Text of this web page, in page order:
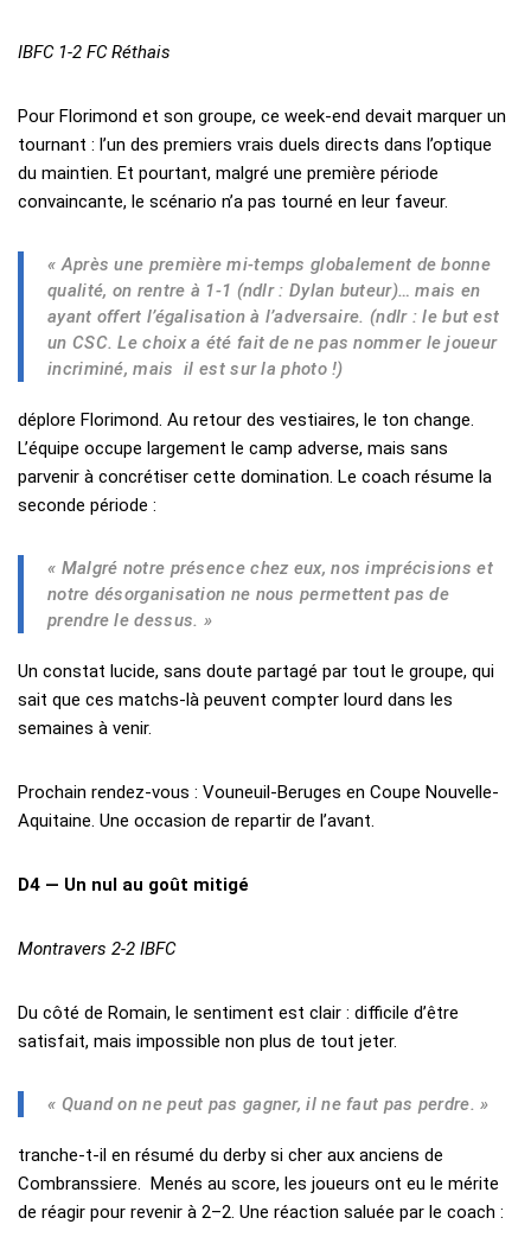
IBFC 1-2 FC Réthais
Pour Florimond et son groupe, ce week-end devait marquer un
tournant : l’un des premiers vrais duels directs dans l’optique
du maintien. Et pourtant, malgré une première période
convaincante, le scénario n’a pas tourné en leur faveur.
« Après une première mi-temps globalement de bonne
qualité, on rentre à 1-1 (ndlr : Dylan buteur)… mais en
ayant offert l’égalisation à l’adversaire. (ndlr : le but est
un CSC. Le choix a été fait de ne pas nommer le joueur
incriminé, mais il est sur la photo !)
déplore Florimond. Au retour des vestiaires, le ton change.
L’équipe occupe largement le camp adverse, mais sans
parvenir à concrétiser cette domination. Le coach résume la
seconde période :
« Malgré notre présence chez eux, nos imprécisions et
notre désorganisation ne nous permettent pas de
prendre le dessus. »
Un constat lucide, sans doute partagé par tout le groupe, qui
sait que ces matchs-là peuvent compter lourd dans les
semaines à venir.
Prochain rendez-vous : Vouneuil-Beruges en Coupe Nouvelle-
Aquitaine. Une occasion de repartir de l’avant.
D4 — Un nul au goût mitigé
Montravers 2-2 IBFC
Du côté de Romain, le sentiment est clair : difficile d’être
satisfait, mais impossible non plus de tout jeter.
« Quand on ne peut pas gagner, il ne faut pas perdre. »
tranche-t-il en résumé du derby si cher aux anciens de
Combranssiere. Menés au score, les joueurs ont eu le mérite
de réagir pour revenir à 2–2. Une réaction saluée par le coach :